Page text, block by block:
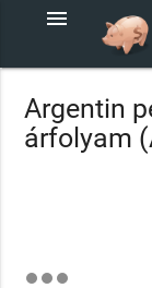
menu
Argentin
árfolyam